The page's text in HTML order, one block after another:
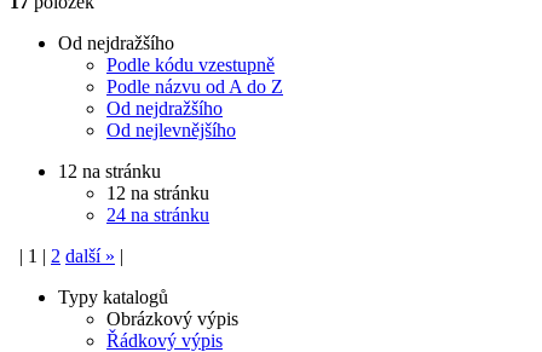
Od nejdražšího
Podle kódu vzestupně
Podle názvu od A do Z
Od nejdražšího
Od nejlevnějšího
12 na stránku
12 na stránku
24 na stránku
| 1 | 2 další» |
Typy katalogů
Obrázkový výpis
Řádkový výpis